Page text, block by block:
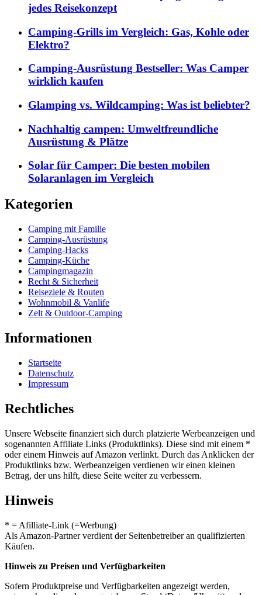
jedes Reisekonzept
Camping-Grills im Vergleich: Gas, Kohle oder
Elektro?
Camping-Ausrüstung Bestseller: Was Camper
wirklich kaufen
Glamping vs. Wildcamping: Was ist beliebter?
Nachhaltig campen: Umweltfreundliche
Ausrüstung & Plätze
Solar für Camper: Die besten mobilen
Solaranlagen im Vergleich
Kategorien
Camping mit Familie
Camping-Ausrüstung
Camping-Hacks
Camping-Küche
Campingmagazin
Recht & Sicherheit
Reiseziele & Routen
Wohnmobil & Vanlife
Zelt & Outdoor-Camping
Informationen
Startseite
Datenschutz
Impressum
Rechtliches
Unsere Webseite finanziert sich durch platzierte Werbeanzeigen und
sogenannten Affiliate Links (Produktlinks). Diese sind mit einem *
oder einem Hinweis auf Amazon verlinkt. Durch das Anklicken der
Produktlinks bzw. Werbeanzeigen verdienen wir einen kleinen
Betrag, der uns hilft, diese Seite weiter zu verbessern.
Hinweis
* = Afilliate-Link (=Werbung)
Als Amazon-Partner verdient der Seitenbetreiber an qualifizierten
Käufen.
Hinweis zu Preisen und Verfügbarkeiten
Sofern Produktpreise und Verfügbarkeiten angezeigt werden,